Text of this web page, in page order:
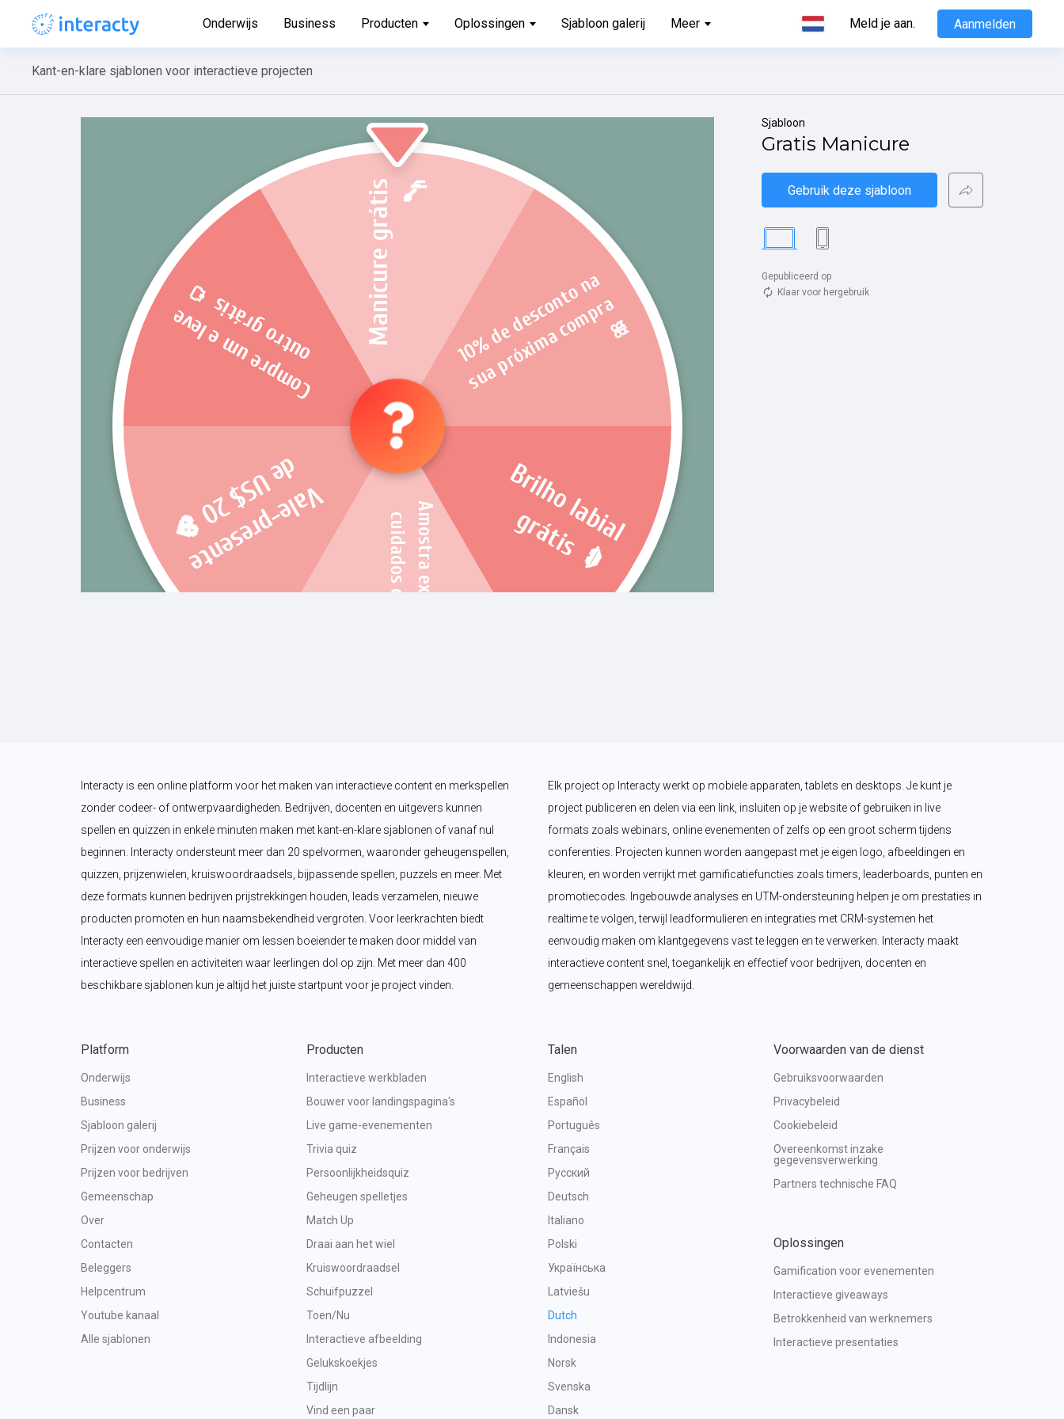
Onderwijs Business Producten Oplossingen Sjabloon galerij Meer Meld je aan. Aanmelden
Kant-en-klare sjablonen voor interactieve projecten
Sjabloon
Gratis Manicure
Gebruik deze sjabloon
Gepubliceerd op
Klaar voor hergebruik
Interacty is een online platform voor het maken van interactieve content en merkspellen
zonder codeer- of ontwerpvaardigheden. Bedrijven, docenten en uitgevers kunnen
spellen en quizzen in enkele minuten maken met kant-en-klare sjablonen of vanaf nul
beginnen. Interacty ondersteunt meer dan 20 spelvormen, waaronder geheugenspellen,
quizzen, prijzenwielen, kruiswoordraadsels, bijpassende spellen, puzzels en meer. Met
deze formats kunnen bedrijven prijstrekkingen houden, leads verzamelen, nieuwe
producten promoten en hun naamsbekendheid vergroten. Voor leerkrachten biedt
Interacty een eenvoudige manier om lessen boeiender te maken door middel van
interactieve spellen en activiteiten waar leerlingen dol op zijn. Met meer dan 400
beschikbare sjablonen kun je altijd het juiste startpunt voor je project vinden.
Elk project op Interacty werkt op mobiele apparaten, tablets en desktops. Je kunt je
project publiceren en delen via een link, insluiten op je website of gebruiken in live
formats zoals webinars, online evenementen of zelfs op een groot scherm tijdens
conferenties. Projecten kunnen worden aangepast met je eigen logo, afbeeldingen en
kleuren, en worden verrijkt met gamificatiefuncties zoals timers, leaderboards, punten en
promotiecodes. Ingebouwde analyses en UTM-ondersteuning helpen je om prestaties in
realtime te volgen, terwijl leadformulieren en integraties met CRM-systemen het
eenvoudig maken om klantgegevens vast te leggen en te verwerken. Interacty maakt
interactieve content snel, toegankelijk en effectief voor bedrijven, docenten en
gemeenschappen wereldwijd.
Platform
Onderwijs
Business
Sjabloon galerij
Prijzen voor onderwijs
Prijzen voor bedrijven
Gemeenschap
Over
Contacten
Beleggers
Helpcentrum
Youtube kanaal
Alle sjablonen
Producten
Interactieve werkbladen
Bouwer voor landingspagina's
Live game-evenementen
Trivia quiz
Persoonlijkheidsquiz
Geheugen spelletjes
Match Up
Draai aan het wiel
Kruiswoordraadsel
Schuifpuzzel
Toen/Nu
Interactieve afbeelding
Gelukskoekjes
Tijdlijn
Vind een paar
Talen
English
Español
Português
Français
Русский
Deutsch
Italiano
Polski
Українська
Latviešu
Dutch
Indonesia
Norsk
Svenska
Dansk
Voorwaarden van de dienst
Gebruiksvoorwaarden
Privacybeleid
Cookiebeleid
Overeenkomst inzake
gegevensverwerking
Partners technische FAQ
Oplossingen
Gamification voor evenementen
Interactieve giveaways
Betrokkenheid van werknemers
Interactieve presentaties